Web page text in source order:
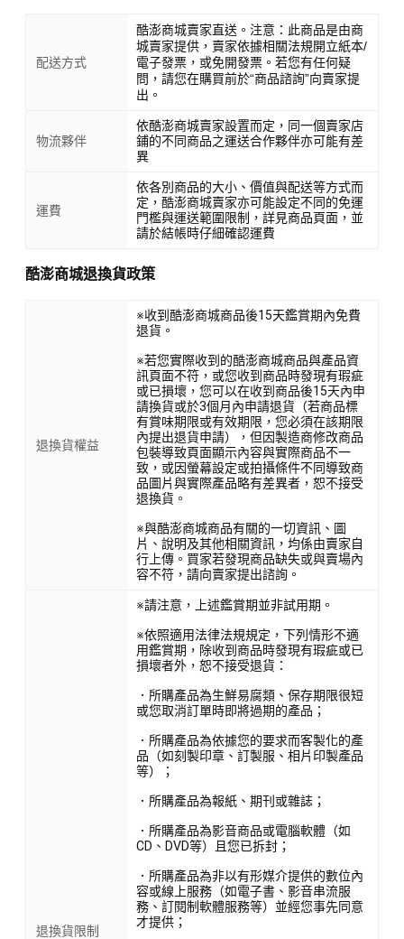
配送方式
酷澎商城賣家直送。注意：此商品是由商
城賣家提供，賣家依據相關法規開立紙本/
電子發票，或免開發票。若您有任何疑
問，請您在購買前於“商品諮詢”向賣家提
出。
物流夥伴
依酷澎商城賣家設置而定，同一個賣家店
鋪的不同商品之運送合作夥伴亦可能有差
異
運費
依各別商品的大小、價值與配送等方式而
定，酷澎商城賣家亦可能設定不同的免運
門檻與運送範圍限制，詳見商品頁面，並
請於結帳時仔細確認運費
酷澎商城退換貨政策
退換貨權益
※收到酷澎商城商品後15天鑑賞期內免費
退貨。
※若您實際收到的酷澎商城商品與產品資
訊頁面不符，或您收到商品時發現有瑕疵
或已損壞，您可以在收到商品後15天內申
請換貨或於3個月內申請退貨（若商品標
有賞味期限或有效期限，您必須在該期限
內提出退貨申請），但因製造商修改商品
包裝導致頁面顯示內容與實際商品不一
致，或因螢幕設定或拍攝條件不同導致商
品圖片與實際產品略有差異者，恕不接受
退換貨。
※與酷澎商城商品有關的一切資訊、圖
片、說明及其他相關資訊，均係由賣家自
行上傳。買家若發現商品缺失或與賣場內
容不符，請向賣家提出諮詢。
退換貨限制
※請注意，上述鑑賞期並非試用期。
※依照適用法律法規規定，下列情形不適
用鑑賞期，除收到商品時發現有瑕疵或已
損壞者外，恕不接受退貨：
．所購產品為生鮮易腐類、保存期限很短
或您取消訂單時即將過期的產品；
．所購產品為依據您的要求而客製化的產
品（如刻製印章、訂製服、相片印製產品
等）；
．所購產品為報紙、期刊或雜誌；
．所購產品為影音商品或電腦軟體（如
CD、DVD等）且您已拆封；
．所購產品為非以有形媒介提供的數位內
容或線上服務（如電子書、影音串流服
務、訂閱制軟體服務等）並經您事先同意
才提供；